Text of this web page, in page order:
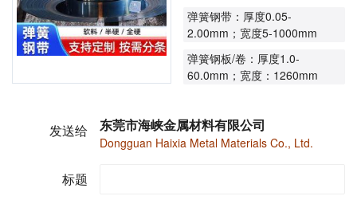
弹簧钢带：厚度0.05-
2.00mm；宽度5-1000mm
弹簧钢板/卷：厚度1.0-
60.0mm；宽度：1260mm
发送给 东莞市海峡金属材料有限公司
Dongguan Haixia Metal Materials Co., Ltd.
标题